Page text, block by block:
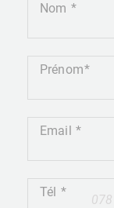
Nom
Prénom
Email
+41
Tél